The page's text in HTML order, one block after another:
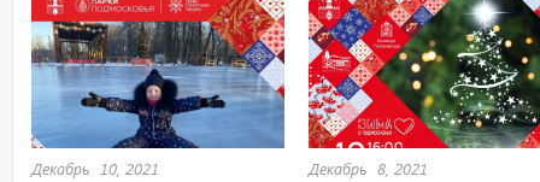
Декабрь 10, 2021 Декабрь 8, 2021